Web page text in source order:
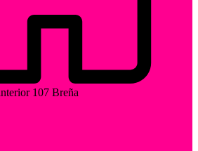
107 Breña